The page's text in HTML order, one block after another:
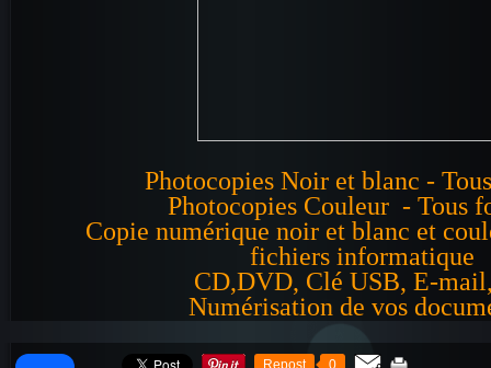
Photocopies Noir et blanc -
Photocopies Couleur - Tous
Copie numérique noir et blanc et
fichiers informatique
CD,DVD, Clé USB, E-
Numérisation de vos
Repost 0